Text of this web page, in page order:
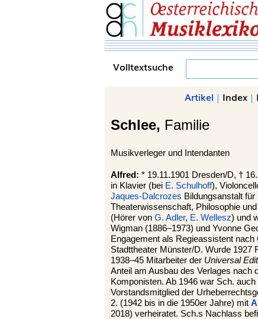
Volltextsuche
Artikel | Index |
Schlee, Familie
Musikverleger und Intendanten
Alfred: * 19.11.1901 Dresden/D, †
in Klavier (bei E. Schulhoff),
Jaques-Dalcrozes Bildungsanstalt
Theaterwissenschaft, Philosophie
(Hörer von G. Adler, E. Wellesz) und
Wigman (1886–1973) und Yvonne
Engagement als Regieassistent
Stadttheater Münster/D. Wurde 1927
1938–45 Mitarbeiter der Universal
Anteil am Ausbau des Verlages nach
Komponisten. Ab 1946 war Sch.
Vorstandsmitglied der
2. (1942 bis in die 1950er Jahre) mit
2018) verheiratet. Sch.s Nachlass